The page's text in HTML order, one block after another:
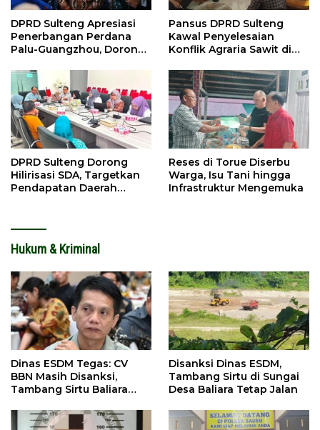
DPRD Sulteng Apresiasi
Penerbangan Perdana
Palu-Guangzhou, Dorong
Pansus DPRD Sulteng
Kawal Penyelesaian
Konflik Agraria Sawit di
DPRD Sulteng Dorong
Hilirisasi SDA, Targetkan
Pendapatan Daerah
Reses di Torue Diserbu
Warga, Isu Tani hingga
Infrastruktur Mengemuka
Hukum & Kriminal
Dinas ESDM Tegas: CV
BBN Masih Disanksi,
Tambang Sirtu Baliara
Disanksi Dinas ESDM,
Tambang Sirtu di Sungai
Desa Baliara Tetap Jalan